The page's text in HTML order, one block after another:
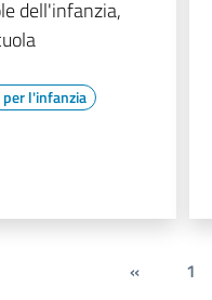
dell'infanzia,
per l'infanzia
« 1